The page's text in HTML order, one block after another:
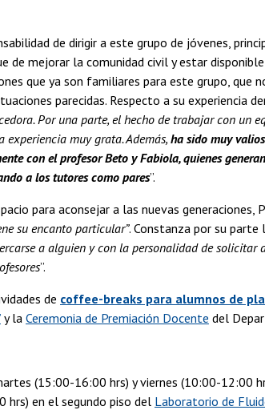
de dirigir a este grupo de jóvenes,
de mejorar la comunidad civil y estar
que ya son familiares para este grupo, que
parecidas. Respecto a su experiencia
Por una parte, el hecho de trabajar con un
muy grata. Además, ha sido muy
con el profesor Beto y Fabiola, quienes
a los tutores como pares”.
para aconsejar a las nuevas generaciones,
su encanto particular”. Constanza por su parte
a alguien y con la personalidad de
”.
de coffee-breaks para alumnos de
y la Ceremonia de Premiación Docente del
(15:00-16:00 hrs) y viernes (10:00-12:00
en el segundo piso del Laboratorio de